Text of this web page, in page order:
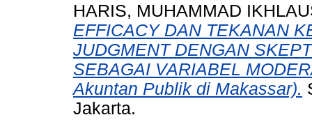
HARIS, MUHAMMAD
EFFICACY DAN TEKANAN
JUDGMENT DENGAN
SEBAGAI VARIABEL
Akuntan Publik di Makassar).
Jakarta.